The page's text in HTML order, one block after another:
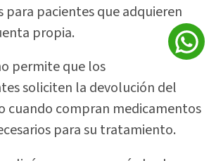
para pacientes que adquieren
propia.
permite que los
soliciten la devolución del
cuando compran medicamentos
para su tratamiento.